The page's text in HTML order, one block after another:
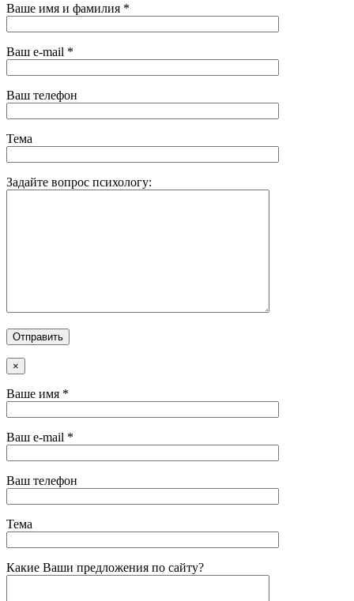
Ваше имя и фамилия *
Ваш e-mail *
Ваш телефон
Тема
Задайте вопрос психологу:
×
Ваше имя *
Ваш e-mail *
Ваш телефон
Тема
Какие Ваши предложения по сайту?